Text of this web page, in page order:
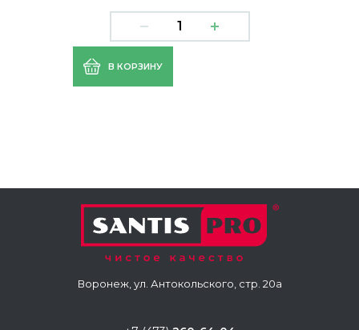
В КОРЗИНУ
Воронеж, ул. Антокольского, стр. 20а